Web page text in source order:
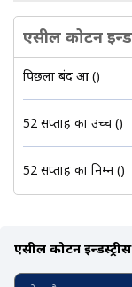
एसील कोटन
पिछला बंद हुआ (₹)
52 सप्ताह का उच्च (₹)
52 सप्ताह का निम्न (₹)
एसील कोटन